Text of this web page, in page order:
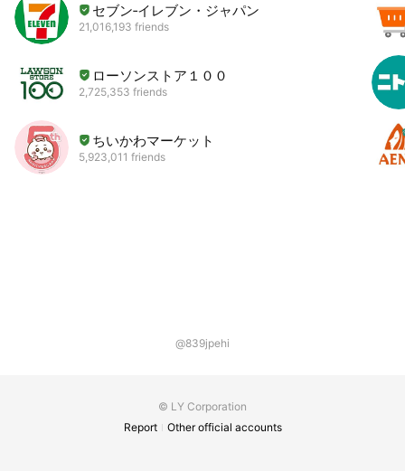
セブン‐イレブン・ジャパン
21,016,193 friends
ローソンストア１００
2,725,353 friends
ちいかわマーケット
5,923,011 friends
@839jpehi
© LY Corporation
Report
Other official accounts